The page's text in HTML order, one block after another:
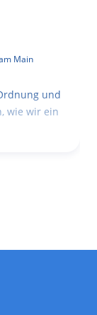
Main
und
wie wir ein